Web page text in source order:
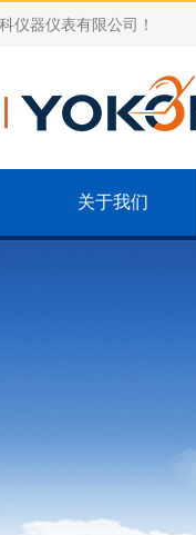
科仪器仪表有限公司 ！
关于我们